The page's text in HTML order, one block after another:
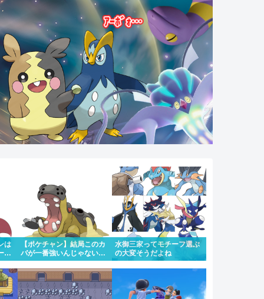
は
マ
タ
れ
【ポケチャン】結局このカ
バが一番強いんじゃない
か？
水御三家ってモチーフ選ぶ
の大変そうだよね